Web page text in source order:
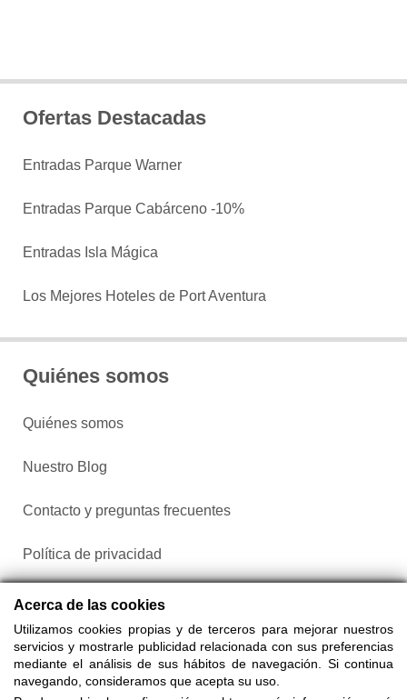
Ofertas Destacadas
Entradas Parque Warner
Entradas Parque Cabárceno -10%
Entradas Isla Mágica
Los Mejores Hoteles de Port Aventura
Quiénes somos
Quiénes somos
Nuestro Blog
Contacto y preguntas frecuentes
Política de privacidad
Configurar cookies
Acerca de las cookies
Utilizamos cookies propias y de terceros para mejorar nuestros
servicios y mostrarle publicidad relacionada con sus preferencias
mediante el análisis de sus hábitos de navegación. Si continua
navegando, consideramos que acepta su uso.